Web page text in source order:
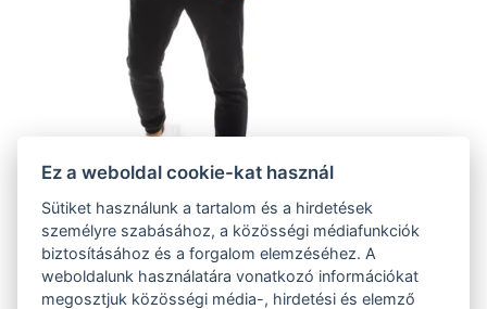
M
(82 ks)
Ez a weboldal cookie-kat használ
Sütiket használunk a tartalom és a hirdetések
személyre szabásához, a közösségi médiafunkciók
biztosításához és a forgalom elemzéséhez. A
weboldalunk használatára vonatkozó információkat
megosztjuk közösségi média-, hirdetési és elemző